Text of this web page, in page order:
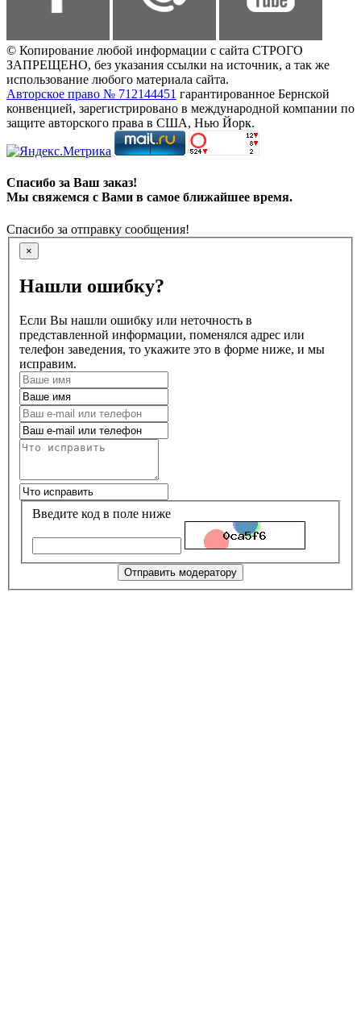
© Копирование любой информации с сайта СТРОГО
ЗАПРЕЩЕНО, без указания ссылки на источник, а так же
использование любого материала сайта.
Авторское право № 712144451 гарантированное Бернской
конвенцией, зарегистрировано в международной компании по
защите авторского права в США, Нью Йорк.
Спасибо за Ваш заказ!
Мы свяжемся с Вами в самое ближайшее время.
Спасибо за отправку сообщения!
×
Нашли ошибку?
Если Вы нашли ошибку или неточность в
представленной информации, поменялся адрес или
телефон заведения, то укажите это в форме ниже, и мы
исправим.
Введите код в поле ниже
Отправить модератору